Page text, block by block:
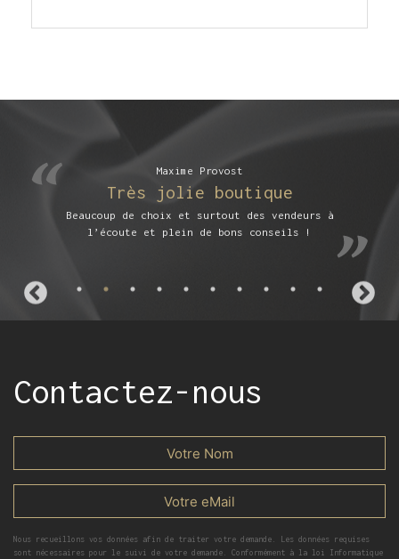
Maxime Provost
Très jolie boutique
Beaucoup de choix et surtout des vendeurs à
l’écoute et plein de bons conseils !
Contactez-nous
Nous recueillons vos données afin de traiter votre demande. Les données requises
sont nécessaires pour le suivi de votre demande. Conformément à la loi Informatique